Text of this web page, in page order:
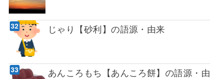
じゃり【砂利】の語源・由来
あんころもち【あんころ餅】の語源・由